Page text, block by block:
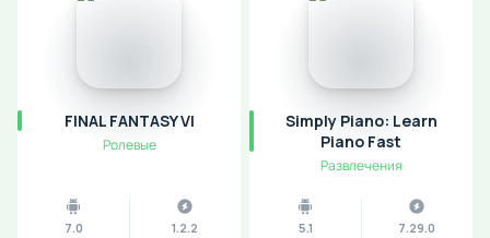
FINAL FANTASY VI
Ролевые
7.0 1.2.2
Simply Piano: Learn
Piano Fast
Развлечения
5.1 7.29.0